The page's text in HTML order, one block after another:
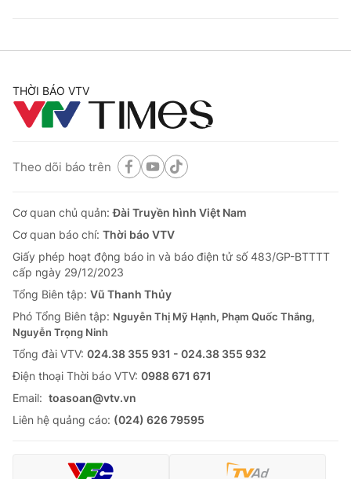
THỜI BÁO VTV
Theo dõi báo trên
Cơ quan chủ quản:Đài Truyền hình Việt Nam
Cơ quan báo chí: Thời báo VTV
Giấy phép hoạt động báo in và báo điện tử số 483/GP-BTTTT
cấp ngày 29/12/2023
Tổng Biên tập: Vũ Thanh Thủy
Phó Tổng Biên tập: Nguyễn Thị Mỹ Hạnh, Phạm Quốc Thắng,
Nguyễn Trọng Ninh
Tổng đài VTV: 024.38 355 931 - 024.38 355 932
Ðiện thoại Thời báo VTV: 0988 671 671
Email: toasoan@vtv.vn
Liên hệ quảng cáo: (024) 626 79595